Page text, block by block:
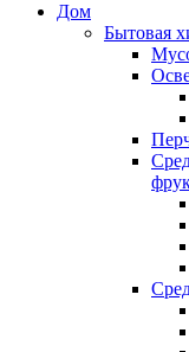
Дом
Бытовая